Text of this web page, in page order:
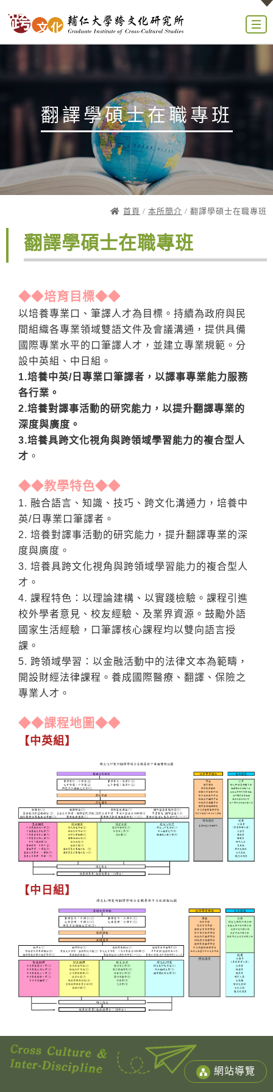
翻譯學碩士在職專班
首頁 / 本所簡介 / 翻譯學碩士在職專班
翻譯學碩士在職專班
◆◆培育目標◆◆
以培養專業口、筆譯人才為目標。持續為政府與民
間組織各專業領域雙語文件及會議溝通，提供具備
國際專業水平的口筆譯人才，並建立專業規範。分
設中英組、中日組。
1.培養中英/日專業口筆譯者，以譯事專業能力服務
各行業。
2.培養對譯事活動的研究能力，以提升翻譯專業的
深度與廣度。
3.培養具跨文化視角與跨領域學習能力的複合型人
才 。
◆◆教學特色◆◆
1. 融合語言、知識、技巧、跨文化溝通力，培養中
英/日專業口筆譯者。
2. 培養對譯事活動的研究能力，提升翻譯專業的深
度與廣度。
3. 培養具跨文化視角與跨領域學習能力的複合型人
才。
4. 課程特色：以理論建構、以實踐檢驗。課程引進
校外學者意見、校友經驗、及業界資源。鼓勵外語
國家生活經驗，口筆譯核心課程均以雙向語言授
課。
5. 跨領域學習：以金融活動中的法律文本為範疇，
開設財經法律課程。養成國際醫療、翻譯、保險之
專業人才。
◆◆課程地圖◆◆
【中英組】
【中日組】
網站導覽